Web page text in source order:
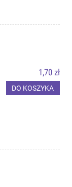
1,70 zł
DO KOSZYKA